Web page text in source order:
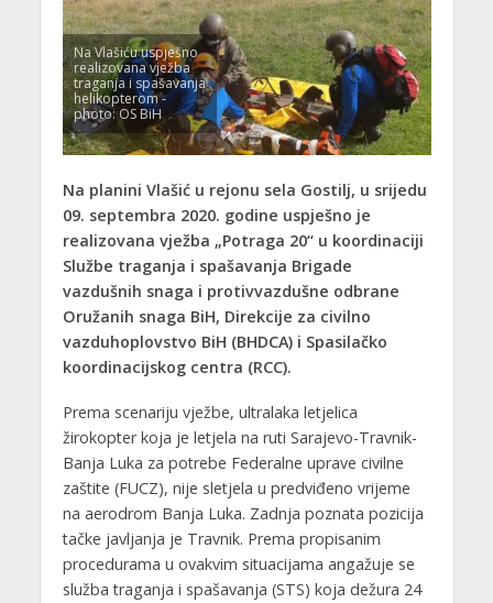
Na Vlašiću uspješno
realizovana vježba
traganja i spašavanja
helikopterom -
photo: OS BiH
Na planini Vlašić u rejonu sela Gostilj, u srijedu
09. septembra 2020. godine uspješno je
realizovana vježba „Potraga 20“ u koordinaciji
Službe traganja i spašavanja Brigade
vazdušnih snaga i protivvazdušne odbrane
Oružanih snaga BiH, Direkcije za civilno
vazduhoplovstvo BiH (BHDCA) i Spasilačko
koordinacijskog centra (RCC).
Prema scenariju vježbe, ultralaka letjelica
žirokopter koja je letjela na ruti Sarajevo-Travnik-
Banja Luka za potrebe Federalne uprave civilne
zaštite (FUCZ), nije sletjela u predviđeno vrijeme
na aerodrom Banja Luka. Zadnja poznata pozicija
tačke javljanja je Travnik. Prema propisanim
procedurama u ovakvim situacijama angažuje se
služba traganja i spašavanja (STS) koja dežura 24